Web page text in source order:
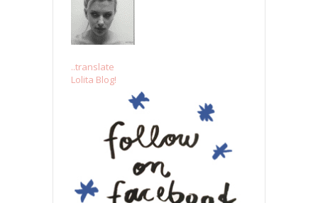
..translate
Lolita Blog!